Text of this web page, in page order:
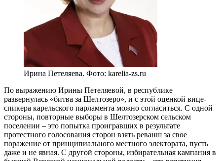
Ирина Петеляева. Фото: karelia-zs.ru
По выражению Ирины Петеляевой, в республике
развернулась «битва за Шелтозеро», и с этой оценкой вице-
спикера карельского парламента можно согласиться. С одной
стороны, повторные выборы в Шелтозерском сельском
поселении – это попытка проигравших в результате
протестного голосования сторон взять реванш за свое
поражение от принципиального местного электората, пусть
даже и не явная. С другой стороны, избирательная кампания в